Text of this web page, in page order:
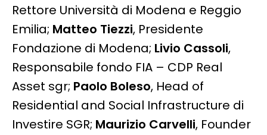
Rettore Università di Modena e Reggio
Emilia; Matteo Tiezzi, Presidente
Fondazione di Modena; Livio Cassoli,
Responsabile fondo FIA – CDP Real
Asset sgr; Paolo Boleso, Head of
Residential and Social Infrastructure di
Investire SGR; Maurizio Carvelli, Founder